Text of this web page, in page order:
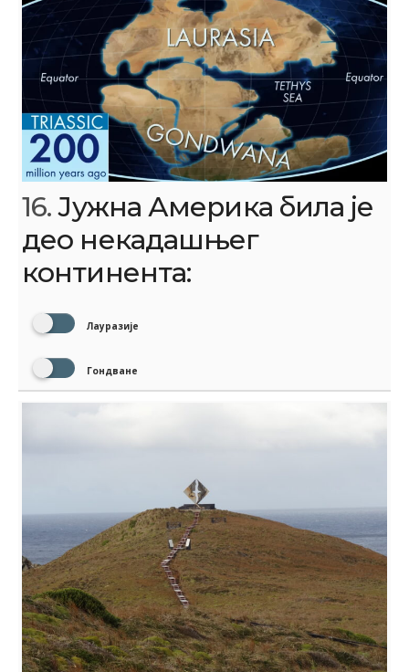
16.Јужна Америка била је
део некадашњег
континента:
Лауразије
Гондване